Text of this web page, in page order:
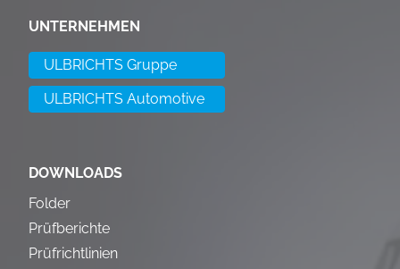
UNTERNEHMEN
ULBRICHTS Gruppe
ULBRICHTS Automotive
DOWNLOADS
Folder
Prüfberichte
Prüfrichtlinien